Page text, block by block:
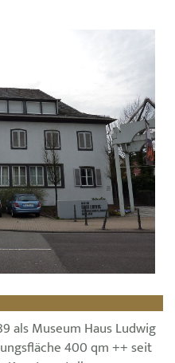
als Museum Haus Ludwig
400 qm ++ seit